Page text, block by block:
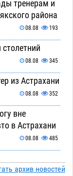
тренерам и
района
08.08 193
08.08 345
из Астрахани
08.08 352
вне
в Астрахани
08.08 485
трудархив новостей